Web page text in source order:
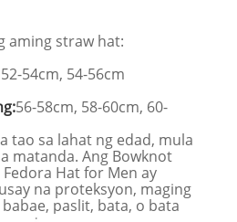
aming straw hat:
54cm, 54-56cm
56-58cm, 58-60cm, 60-
tao sa lahat ng edad, mula
matanda. Ang Bowknot
Hat for Men ay
na proteksyon, maging
paslit, bata, o bata